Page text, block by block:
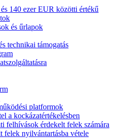
és 140 ezer EUR közötti értékű
és űrlapok
technikai támogatás
platformok
a kockázatértékelésben
felhívások érdekelt felek számára
felek nyilvántartásba vétele